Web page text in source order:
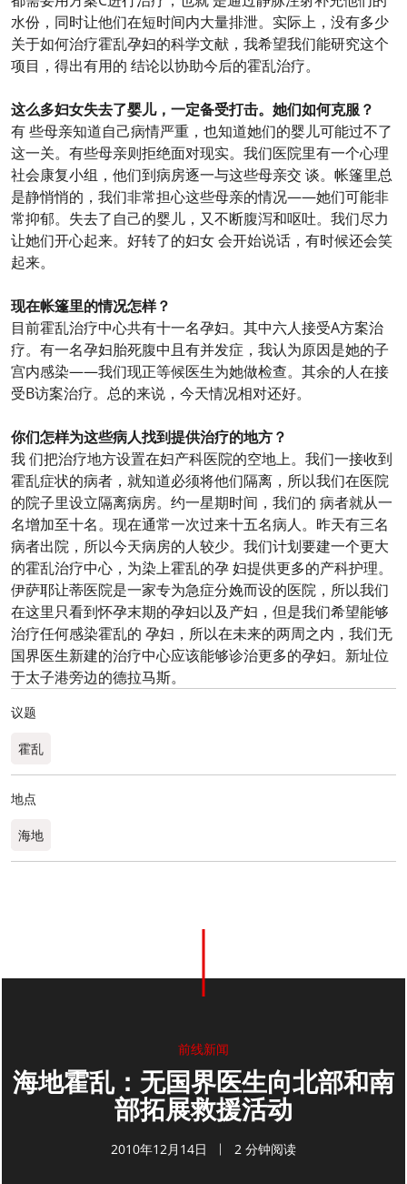
水份，同时让他们在短时间内大量排泄。实际上，没有多少
关于如何治疗霍乱孕妇的科学文献，我希望我们能研究这个
项目，得出有用的 结论以协助今后的霍乱治疗。
这么多妇女失去了婴儿，一定备受打击。她们如何克服？
有 些母亲知道自己病情严重，也知道她们的婴儿可能过不了
这一关。有些母亲则拒绝面对现实。我们医院里有一个心理
社会康复小组，他们到病房逐一与这些母亲交 谈。帐篷里总
是静悄悄的，我们非常担心这些母亲的情况——她们可能非
常抑郁。失去了自己的婴儿，又不断腹泻和呕吐。我们尽力
让她们开心起来。好转了的妇女 会开始说话，有时候还会笑
起来。
现在帐篷里的情况怎样？
目前霍乱治疗中心共有十一名孕妇。其中六人接受A方案治
疗。有一名孕妇胎死腹中且有并发症，我认为原因是她的子
宫内感染——我们现正等候医生为她做检查。其余的人在接
受B访案治疗。总的来说，今天情况相对还好。
你们怎样为这些病人找到提供治疗的地方？
我 们把治疗地方设置在妇产科医院的空地上。我们一接收到
霍乱症状的病者，就知道必须将他们隔离，所以我们在医院
的院子里设立隔离病房。约一星期时间，我们的 病者就从一
名增加至十名。现在通常一次过来十五名病人。昨天有三名
病者出院，所以今天病房的人较少。我们计划要建一个更大
的霍乱治疗中心，为染上霍乱的孕 妇提供更多的产科护理。
伊萨耶让蒂医院是一家专为急症分娩而设的医院，所以我们
在这里只看到怀孕末期的孕妇以及产妇，但是我们希望能够
治疗任何感染霍乱的 孕妇，所以在未来的两周之内，我们无
国界医生新建的治疗中心应该能够诊治更多的孕妇。新址位
于太子港旁边的德拉马斯。
议题
霍乱
地点
海地
前线新闻
海地霍乱：无国界医生向北部和南
部拓展救援活动
2010年12月14日 2 分钟阅读